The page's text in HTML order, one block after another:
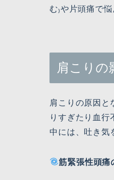
む₎や片頭痛で
肩こりの
肩こりの原因と
りすぎたり血行
中には、吐き気
筋緊張性頭痛